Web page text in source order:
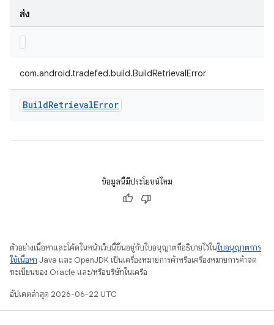
ส่ง
com.android.tradefed.build.BuildRetrievalError
BuildRetrievalError
ข้อมูลนี้มีประโยชน์ไหม
ตัวอย่างเนื้อหาและโค้ดในหน้าเว็บนี้ขึ้นอยู่กับใบอนุญาตที่อธิบายไว้ในใบอนุญาตการ
ใช้เนื้อหา Java และ OpenJDK เป็นเครื่องหมายการค้าหรือเครื่องหมายการค้าจด
ทะเบียนของ Oracle และ/หรือบริษัทในเครือ
อัปเดตล่าสุด 2026-06-22 UTC